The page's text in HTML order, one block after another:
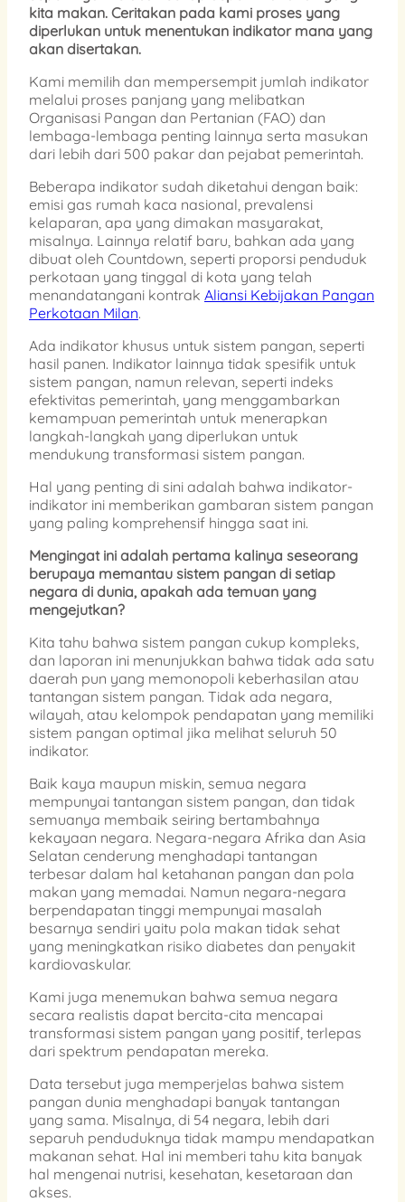
kita makan. Ceritakan pada kami proses yang
diperlukan untuk menentukan indikator mana yang
akan disertakan.
Kami memilih dan mempersempit jumlah indikator
melalui proses panjang yang melibatkan
Organisasi Pangan dan Pertanian (FAO) dan
lembaga-lembaga penting lainnya serta masukan
dari lebih dari 500 pakar dan pejabat pemerintah.
Beberapa indikator sudah diketahui dengan baik:
emisi gas rumah kaca nasional, prevalensi
kelaparan, apa yang dimakan masyarakat,
misalnya. Lainnya relatif baru, bahkan ada yang
dibuat oleh Countdown, seperti proporsi penduduk
perkotaan yang tinggal di kota yang telah
menandatangani kontrak Aliansi Kebijakan Pangan
Perkotaan Milan.
Ada indikator khusus untuk sistem pangan, seperti
hasil panen. Indikator lainnya tidak spesifik untuk
sistem pangan, namun relevan, seperti indeks
efektivitas pemerintah, yang menggambarkan
kemampuan pemerintah untuk menerapkan
langkah-langkah yang diperlukan untuk
mendukung transformasi sistem pangan.
Hal yang penting di sini adalah bahwa indikator-
indikator ini memberikan gambaran sistem pangan
yang paling komprehensif hingga saat ini.
Mengingat ini adalah pertama kalinya seseorang
berupaya memantau sistem pangan di setiap
negara di dunia, apakah ada temuan yang
mengejutkan?
Kita tahu bahwa sistem pangan cukup kompleks,
dan laporan ini menunjukkan bahwa tidak ada satu
daerah pun yang memonopoli keberhasilan atau
tantangan sistem pangan. Tidak ada negara,
wilayah, atau kelompok pendapatan yang memiliki
sistem pangan optimal jika melihat seluruh 50
indikator.
Baik kaya maupun miskin, semua negara
mempunyai tantangan sistem pangan, dan tidak
semuanya membaik seiring bertambahnya
kekayaan negara. Negara-negara Afrika dan Asia
Selatan cenderung menghadapi tantangan
terbesar dalam hal ketahanan pangan dan pola
makan yang memadai. Namun negara-negara
berpendapatan tinggi mempunyai masalah
besarnya sendiri yaitu pola makan tidak sehat
yang meningkatkan risiko diabetes dan penyakit
kardiovaskular.
Kami juga menemukan bahwa semua negara
secara realistis dapat bercita-cita mencapai
transformasi sistem pangan yang positif, terlepas
dari spektrum pendapatan mereka.
Data tersebut juga memperjelas bahwa sistem
pangan dunia menghadapi banyak tantangan
yang sama. Misalnya, di 54 negara, lebih dari
separuh penduduknya tidak mampu mendapatkan
makanan sehat. Hal ini memberi tahu kita banyak
hal mengenai nutrisi, kesehatan, kesetaraan dan
akses.